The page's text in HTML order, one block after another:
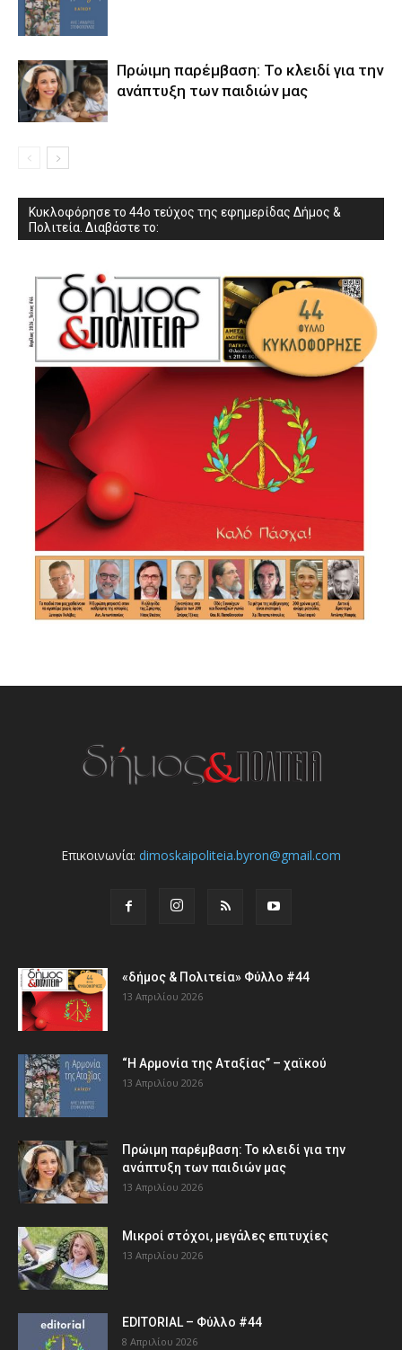
Πρώιμη παρέμβαση: Το κλειδί για την
ανάπτυξη των παιδιών µας
Κυκλοφόρησε το 44ο τεύχος της εφημερίδας Δήμος &
Πολιτεία. Διαβάστε το:
Επικοινωνία: dimoskaipoliteia.byron@gmail.com
«δήμος & Πολιτεία» Φύλλο #44
13 Απριλίου 2026
“Η Αρμονία της Αταξίας” – χαϊκού
13 Απριλίου 2026
Πρώιμη παρέμβαση: Το κλειδί για την
ανάπτυξη των παιδιών µας
13 Απριλίου 2026
Μικροί στόχοι, μεγάλες επιτυχίες
13 Απριλίου 2026
EDITORIAL – Φύλλο #44
8 Απριλίου 2026